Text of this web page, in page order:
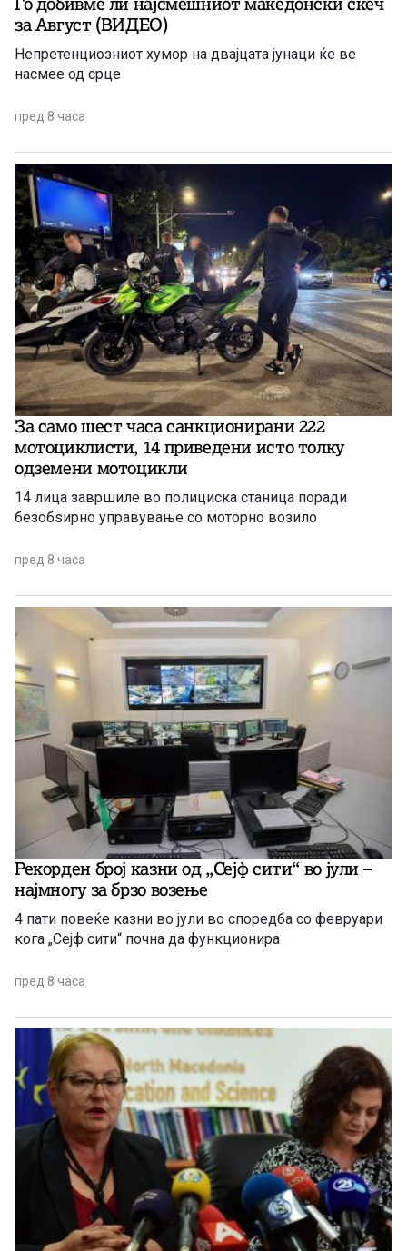
за Август (ВИДЕО)
Непретенциозниот хумор на двајцата јунаци ќе ве
насмее од срце
пред 8 часа
За само шест часа санкционирани 222
мотоциклисти, 14 приведени исто толку
одземени мотоцикли
14 лица завршиле во полициска станица поради
безобѕирно управување со моторно возило
пред 8 часа
Рекорден број казни од „Сејф сити“ во јули –
најмногу за брзо возење
4 пати повеќе казни во јули во споредба со февруари
кога „Сејф сити“ почна да функционира
пред 8 часа